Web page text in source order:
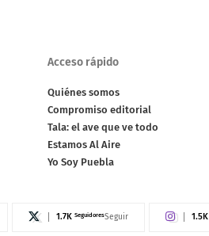
Acceso rápido
Quiénes somos
Compromiso editorial
Tala: el ave que ve todo
Estamos Al Aire
Yo Soy Puebla
1.7K SeguidoresSeguir 1.5K